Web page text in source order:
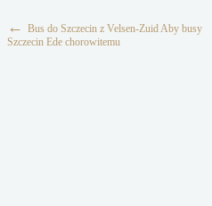
← Bus do Szczecin z Velsen-Zuid Aby busy
Szczecin Ede chorowitemu